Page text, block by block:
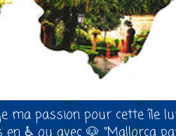
ma passion pour cette île